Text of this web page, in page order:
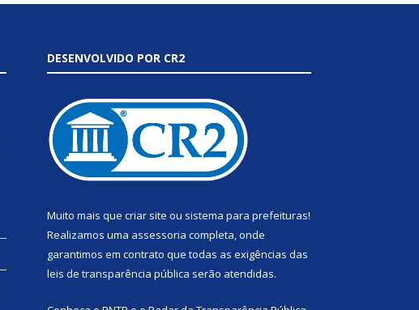
DESENVOLVIDO POR CR2
Muito mais que criar site ou sistema para prefeituras!
Realizamos uma assessoria completa, onde
garantimos em contrato que todas as exigências das
leis de transparência pública serão atendidas.